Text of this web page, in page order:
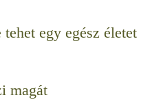
egy egész életet
magát